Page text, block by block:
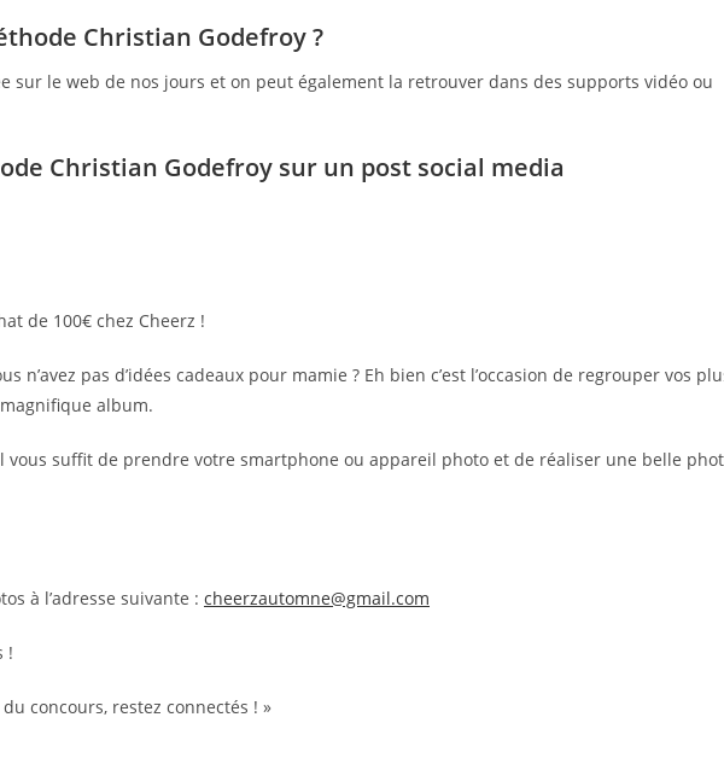
Christian Godefroy ?
sur le web de nos jours et on peut également la retrouver dans des supports vidéo ou
Christian Godefroy sur un post social media
de 100€ chez Cheerz !
n’avez pas d’idées cadeaux pour mamie ? Eh bien c’est l’occasion de regrouper vos
album.
vous suffit de prendre votre smartphone ou appareil photo et de réaliser une belle
à l’adresse suivante : cheerzautomne@gmail.com
!
concours, restez connectés ! »